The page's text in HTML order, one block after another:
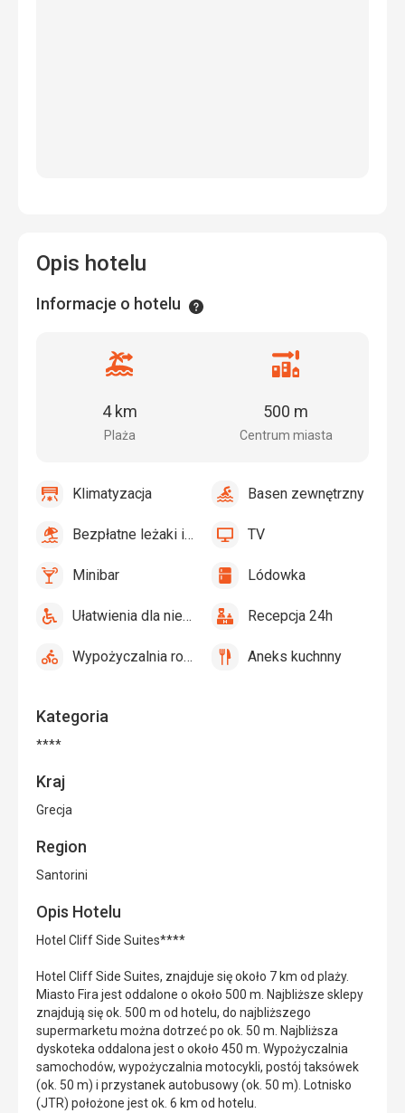
Kategoria
****
Kraj
Grecja
Region
Santorini
Opis Hotelu
Hotel Cliff Side Suites****
Hotel Cliff Side Suites, znajduje się około 7 km od plaży.
Miasto Fira jest oddalone o około 500 m. Najbliższe sklepy
znajdują się ok. 500 m od hotelu, do najbliższego
supermarketu można dotrzeć po ok. 50 m. Najbliższa
dyskoteka oddalona jest o około 450 m. Wypożyczalnia
samochodów, wypożyczalnia motocykli, postój taksówek
(ok. 50 m) i przystanek autobusowy (ok. 50 m). Lotnisko
(JTR) położone jest ok. 6 km od hotelu.
Opis hotelu
Informacje o hotelu Informacje
Odległość
plaży
Plaża
4 km
Odległość
centrum
Centrum miasta
500 m
Klimatyzacja
Klimatyzacja
tak
BasenBasen zewnętrzny
tak
Bezpłatne
i
przy
Bezpłatne leżaki i parasole przy basenie
tak TV TV
tak
Minibar,Minibar
tak LódowkaLódowka
tak
Ułatwienia
niepełnosprawnych
Ułatwienia dla niepełnosprawnych
tak
RecepcjaRecepcja 24h
tak
Wypożyczalnia
Wypożyczalnia rowerów
tak
AneksAneks kuchnny
tak